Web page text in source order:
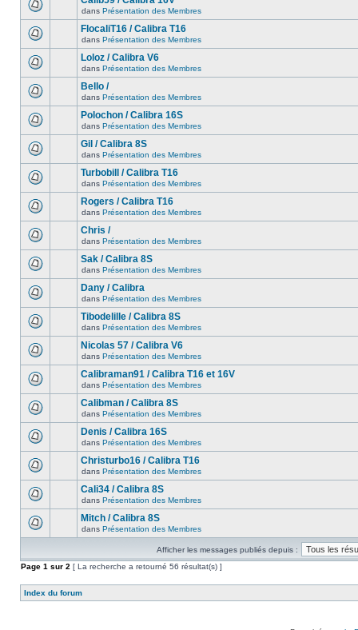
dans Présentation des Membres
FlocaliT16 / Calibra T16
dans Présentation des Membres
Loloz / Calibra V6
dans Présentation des Membres
Bello /
dans Présentation des Membres
Polochon / Calibra 16S
dans Présentation des Membres
Gil / Calibra 8S
dans Présentation des Membres
Turbobill / Calibra T16
dans Présentation des Membres
Rogers / Calibra T16
dans Présentation des Membres
Chris /
dans Présentation des Membres
Sak / Calibra 8S
dans Présentation des Membres
Dany / Calibra
dans Présentation des Membres
Tibodelille / Calibra 8S
dans Présentation des Membres
Nicolas 57 / Calibra V6
dans Présentation des Membres
Calibraman91 / Calibra T16 et 16V
dans Présentation des Membres
Calibman / Calibra 8S
dans Présentation des Membres
Denis / Calibra 16S
dans Présentation des Membres
Christurbo16 / Calibra T16
dans Présentation des Membres
Cali34 / Calibra 8S
dans Présentation des Membres
Mitch / Calibra 8S
dans Présentation des Membres
Afficher les messages publiés depuis :
Page 1 sur 2 [ La recherche a retourné 56 résultat(s) ]
Index du forum